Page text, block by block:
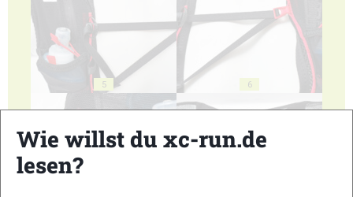
5 6
Wie willst du xc-run.de
lesen?